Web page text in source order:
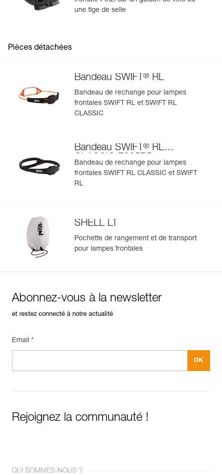
Réparabilité : bandeau, pochette et batterie disponibles en
une tige de selle
Pièces détachées
Bandeau SWIFT ® RL
Bandeau de rechange pour lampes
frontales SWIFT RL et SWIFT RL
CLASSIC
Bandeau SWIFT ® RL
CLASSIC E095BD
Bandeau de rechange pour lampes
frontales SWIFT RL CLASSIC et SWIFT
RL
SHELL LT
Pochette de rangement et de transport
pour lampes frontales
Abonnez-vous à la newsletter
et restez connecté à notre actualité
Email *
Rejoignez la communauté !
QUI SOMMES-NOUS ?